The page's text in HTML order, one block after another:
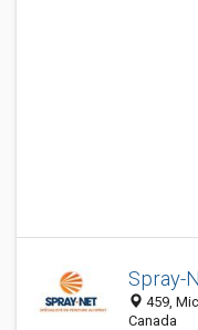
Spray-
459,
Canada